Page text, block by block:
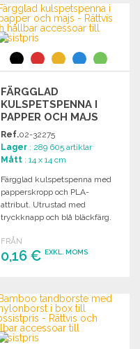
BESTÄLL
Begär offert
FÄRGGLAD
KULSPETSPENNA I
PAPPER OCH MAJS
TILL GROSSISTPRIS
Ref.02-32275
Lager : 289 605 artiklar
Mått : 14 x 14 cm
Färgglad kulspetspenna med
papperskropp och PLA-
attribut. Utrustad med
tryckknapp och blå bläckfärg.
skolan.
FRÅN
0,16 €EXKL. MOMS
Begär offert